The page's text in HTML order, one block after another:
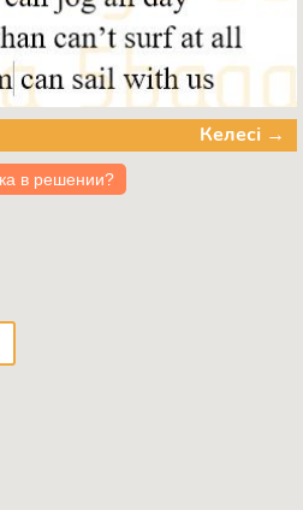
Келесі →
в решении?